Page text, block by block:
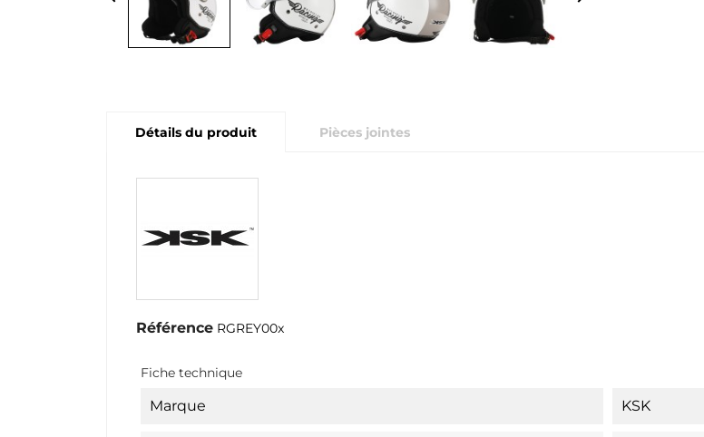
Détails du produit Pièces jointes
Référence RGREY00x
Fiche technique
Marque KSK